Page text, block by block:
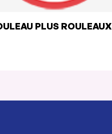
PLUS ROULEAUX